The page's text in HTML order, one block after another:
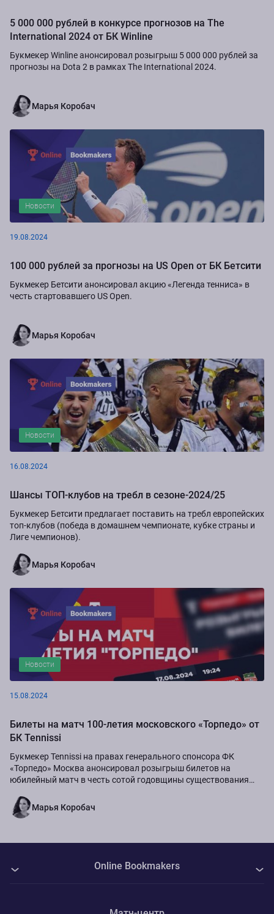
5 000 000 рублей в конкурсе прогнозов на The
International 2024 от БК Winline
Букмекер Winline анонсировал розыгрыш 5 000 000 рублей за
прогнозы на Dota 2 в рамках The International 2024.
Марья Коробач
Новости
19.08.2024
100 000 рублей за прогнозы на US Open от БК Бетсити
Букмекер Бетсити анонсировал акцию «Легенда тенниса» в
честь стартовавшего US Open.
Марья Коробач
Новости
16.08.2024
Шансы ТОП-клубов на требл в сезоне-2024/25
Букмекер Бетсити предлагает поставить на требл европейских
топ-клубов (победа в домашнем чемпионате, кубке страны и
Лиге чемпионов).
Марья Коробач
Новости
15.08.2024
Билеты на матч 100-летия московского «Торпедо» от
БК Tennissi
Букмекер Tennissi на правах генерального спонсора ФК
«Торпедо» Москва анонсировал розыгрыш билетов на
юбилейный матч в честь сотой годовщины существования
Марья Коробач
Online Bookmakers